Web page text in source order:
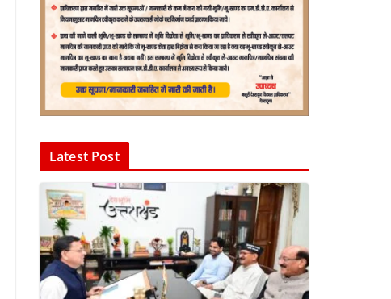
Latest Post